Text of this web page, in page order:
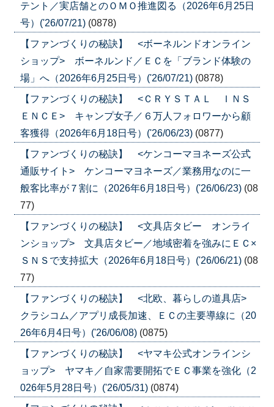
テント／実店舗とのＯＭＯ推進図る（2026年6月25日
号）('26/07/21) (0878)
【ファンづくりの秘訣】 <ボーネルンドオンライン
ショップ> ボーネルンド／ＥＣを「ブランド体験の
場」へ（2026年6月25日号）('26/07/21) (0878)
【ファンづくりの秘訣】 <ＣＲＹＳＴＡＬ ＩＮＳ
ＥＮＣＥ> キャンプ女子／６万人フォロワーから顧
客獲得（2026年6月18日号）('26/06/23) (0877)
【ファンづくりの秘訣】 <ケンコーマヨネーズ公式
通販サイト> ケンコーマヨネーズ／業務用なのに一
般客比率が７割に（2026年6月18日号）('26/06/23) (08
77)
【ファンづくりの秘訣】 <文具店タビー オンライ
ンショップ> 文具店タビー／地域密着を強みにＥＣ×
ＳＮＳで支持拡大（2026年6月18日号）('26/06/21) (08
77)
【ファンづくりの秘訣】 <北欧、暮らしの道具店>
クラシコム／アプリ成長加速、ＥＣの主要導線に（20
26年6月4日号）('26/06/08) (0875)
【ファンづくりの秘訣】 <ヤマキ公式オンラインシ
ョップ> ヤマキ／自家需要開拓でＥＣ事業を強化（2
026年5月28日号）('26/05/31) (0874)